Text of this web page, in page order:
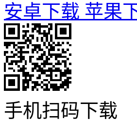
安卓下载 苹果
手机扫码下载